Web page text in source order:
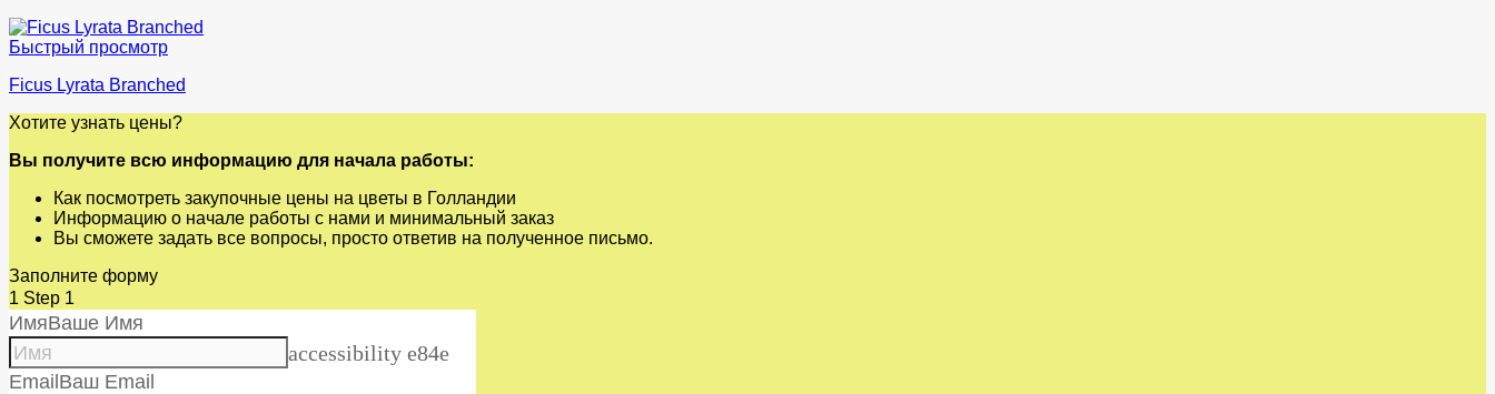
Быстрый просмотр
Ficus Lyrata Branched
Хотите узнать цены?
Вы получите всю информацию для начала работы:
Как посмотреть закупочные цены на цветы в Голландии
Информацию о начале работы с нами и минимальный заказ
Вы сможете задать все вопросы, просто ответив на полученное письмо.
Заполните форму
1 Step 1
ИмяВаше Имя
accessibility e84e
EmailВаш Email